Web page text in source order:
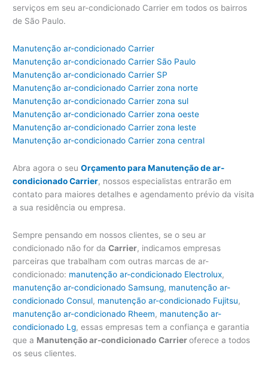
serviços em seu ar-condicionado Carrier em todos os bairros
de São Paulo.
Manutenção ar-condicionado Carrier
Manutenção ar-condicionado Carrier São Paulo
Manutenção ar-condicionado Carrier SP
Manutenção ar-condicionado Carrier zona norte
Manutenção ar-condicionado Carrier zona sul
Manutenção ar-condicionado Carrier zona oeste
Manutenção ar-condicionado Carrier zona leste
Manutenção ar-condicionado Carrier zona central
Abra agora o seuOrçamento para Manutenção de ar-
condicionado Carrier, nossos especialistas entrarão em
contato para maiores detalhes e agendamento prévio da visita
a sua residência ou empresa.
Sempre pensando em nossos clientes, se o seu ar
condicionado não for daCarrier, indicamos empresas
parceiras que trabalham com outras marcas de ar-
condicionado: manutenção ar-condicionado Electrolux,
manutenção ar-condicionado Samsung, manutenção ar-
condicionado Consul, manutenção ar-condicionado Fujitsu,
manutenção ar-condicionado Rheem, manutenção ar-
condicionado Lg, essas empresas tem a confiança e garantia
que a Manutenção ar-condicionado Carrieroferece a todos
os seus clientes.